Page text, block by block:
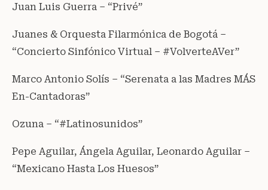
Juan Luis Guerra – “Privé”
Juanes & Orquesta Filarmónica de Bogotá –
“Concierto Sinfónico Virtual – #VolverteAVer”
Marco Antonio Solís – “Serenata a las Madres MÁS
En-Cantadoras”
Ozuna – “#Latinosunidos”
Pepe Aguilar, Ángela Aguilar, Leonardo Aguilar –
“Mexicano Hasta Los Huesos”